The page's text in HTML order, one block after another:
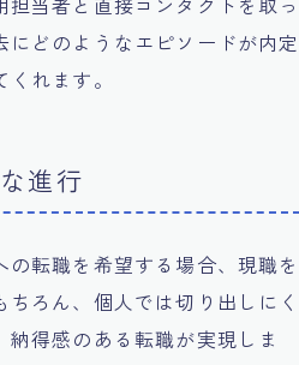
どのようなエピソードが内定
れます。
進行
転職を希望する場合、現職を
ろん、個人では切り出しにく
得感のある転職が実現しま